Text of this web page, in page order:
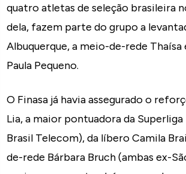
quatro atletas de seleção brasileira
dela, fazem parte do grupo a
Albuquerque, a meio-de-rede Thaísa
Paula Pequeno.
O Finasa já havia assegurado o
Lia, a maior pontuadora da Superliga
Brasil Telecom), da líbero Camila
de-rede Bárbara Bruch (ambas ex-